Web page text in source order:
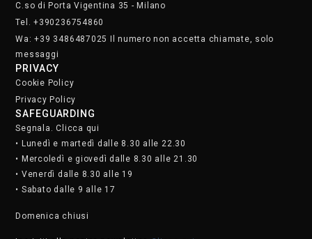
C.so di Porta Vigentina 35 - Milano
Tel. +390236754860
Wa: +39 3486487025 Il numero non accetta chiamate, solo
messaggi
PRIVACY
Cookie Policy
Privacy Policy
SAFEGUARDING
Segnala. Clicca qui
• Lunedì e martedì dalle 8.30 alle 22.30
• Mercoledì e giovedì dalle 8.30 alle 21.30
• Venerdì dalle 8.30 alle 19
• Sabato dalle 9 alle 17
Domenica chiusi